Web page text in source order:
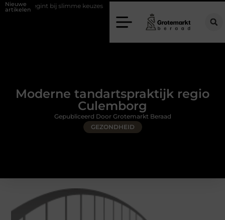
Nieuwe
artikelen
bij slimme keuzes Waarom kiezen voor een rijschool in Utrecht?
Moderne tandartspraktijk regio
Culemborg
GEZONDHEID
Gepubliceerd Door Grotemarkt Beraad